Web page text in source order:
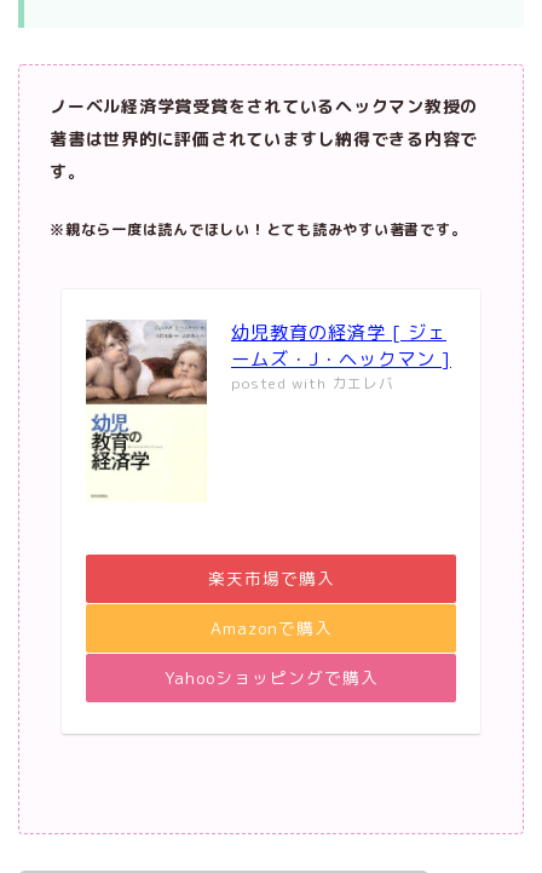
ノーベル経済学賞受賞をされているヘックマン教授の
著書は世界的に評価されていますし納得できる内容で
す。
※親なら一度は読んでほしい！とても読みやすい著書です。
幼児教育の経済学 [ ジェ
ームズ・J・ヘックマン ]
posted with カエレバ
楽天市場で購入
Amazonで購入
Yahooショッピングで購入